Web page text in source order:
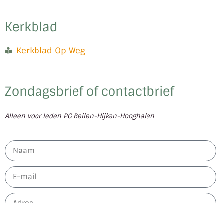
Kerkblad
Kerkblad Op Weg
Zondagsbrief of contactbrief
Alleen voor leden PG Beilen-Hijken-Hooghalen